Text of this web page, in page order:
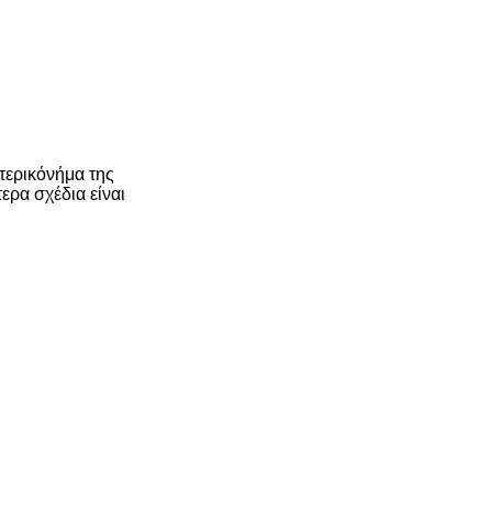
της
σχέδια είναι